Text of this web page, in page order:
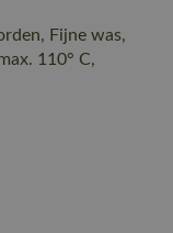
Fijne was,
110° C,